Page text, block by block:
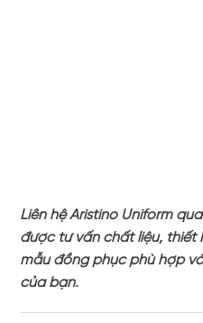
Liên hệ Aristino Uniform
được tư vấn chất liệu, thiết
mẫu đồng phục phù hợp
của bạn.